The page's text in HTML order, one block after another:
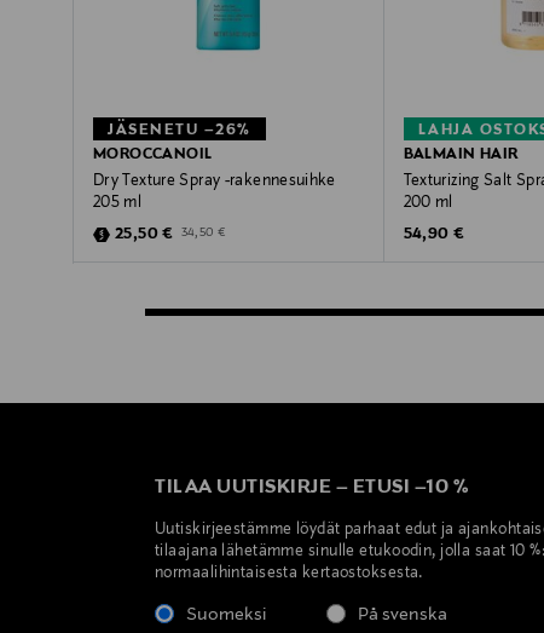
JÄSENETU –26%
MOROCCANOIL
Dry Texture Spray -rakennesuihke
205 ml
Discounted Price
25,50 € Original Price
34,50 €
LAHJA
BALMAIN HAIR
Texturizing Salt
200 ml
Original Price
54,90 €
TILAA UUTISKIRJE – ETUSI –10 %
Uutiskirjeestämme löydät parhaat edut ja
tilaajana lähetämme sinulle etukoodin, jolla saat 10
normaalihintaisesta kertaostoksesta.
Suomeksi På svenska